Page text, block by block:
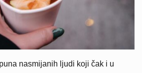
nasmijanih ljudi koji čak i u